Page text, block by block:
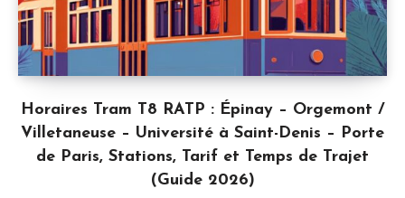
Horaires Tram T8 RATP : Épinay – Orgemont /
Villetaneuse – Université à Saint-Denis – Porte
de Paris, Stations, Tarif et Temps de Trajet
(Guide 2026)